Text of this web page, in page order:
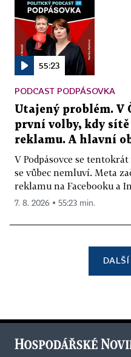
55:23
PODCAST PODPÁSOVKA
Utajený problém. V
první volby, kdy
reklamu. A hlavní
V Podpásovce se
se vůbec nemluví. Meta
reklamu na Facebooku a
7. 8. 2026 ▪ 55:23 min.